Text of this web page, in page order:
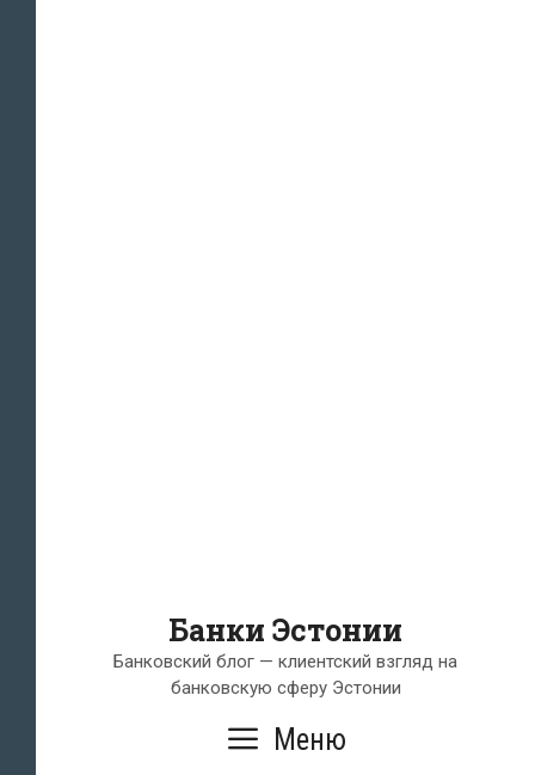
Банки Эстонии
Банковский блог — клиентский взгляд на
банковскую сферу Эстонии
Меню